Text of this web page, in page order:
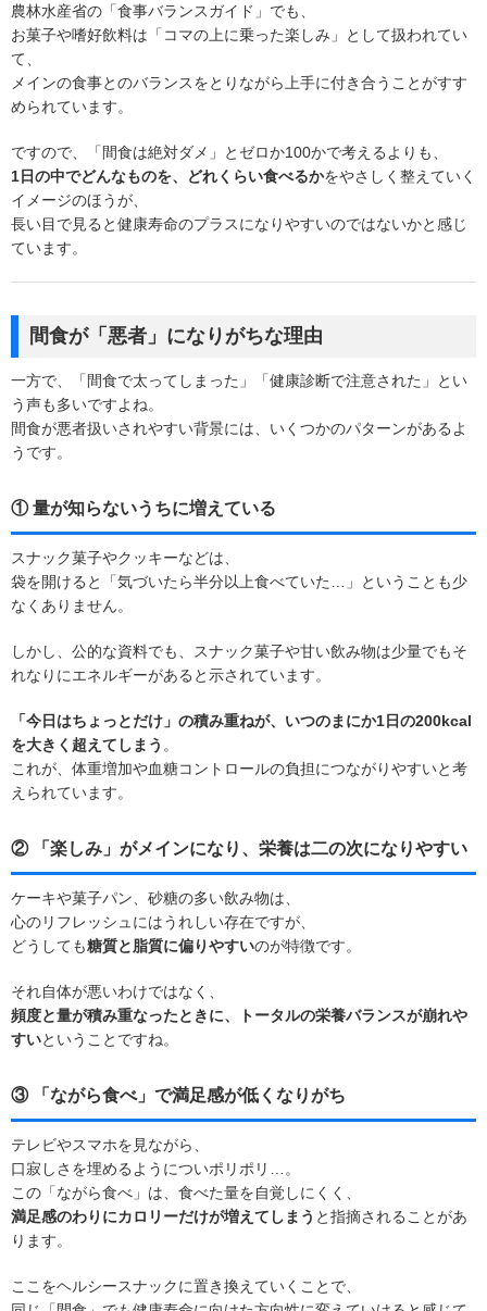
農林水産省の「食事バランスガイド」でも、
お菓子や嗜好飲料は「コマの上に乗った楽しみ」として扱われてい
て、
メインの食事とのバランスをとりながら上手に付き合うことがすす
められています。
ですので、「間食は絶対ダメ」とゼロか100かで考えるよりも、
1日の中でどんなものを、どれくらい食べるかをやさしく整えていく
イメージのほうが、
長い目で見ると健康寿命のプラスになりやすいのではないかと感じ
ています。
間食が「悪者」になりがちな理由
一方で、「間食で太ってしまった」「健康診断で注意された」とい
う声も多いですよね。
間食が悪者扱いされやすい背景には、いくつかのパターンがあるよ
うです。
① 量が知らないうちに増えている
スナック菓子やクッキーなどは、
袋を開けると「気づいたら半分以上食べていた…」ということも少
なくありません。
しかし、公的な資料でも、スナック菓子や甘い飲み物は少量でもそ
れなりにエネルギーがあると示されています。
「今日はちょっとだけ」の積み重ねが、いつのまにか1日の200kcal
を大きく超えてしまう 。
これが、体重増加や血糖コントロールの負担につながりやすいと考
えられています。
② 「楽しみ」がメインになり、栄養は二の次になりやすい
ケーキや菓子パン、砂糖の多い飲み物は、
心のリフレッシュにはうれしい存在ですが、
どうしても糖質と脂質に偏りやすいのが特徴です。
それ自体が悪いわけではなく、
頻度と量が積み重なったときに、トータルの栄養バランスが崩れや
すいということですね。
③ 「ながら食べ」で満足感が低くなりがち
テレビやスマホを見ながら、
口寂しさを埋めるようについポリポリ…。
この「ながら食べ」は、食べた量を自覚しにくく、
満足感のわりにカロリーだけが増えてしまう と指摘されることがあ
ります。
ここをヘルシースナックに置き換えていくことで、